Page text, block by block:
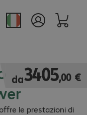
le prestazioni di
da3405,00 €
3405,00 €